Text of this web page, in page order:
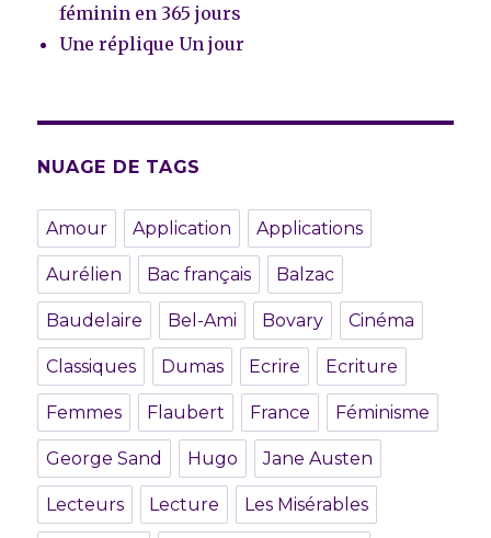
féminin en 365 jours
Une réplique Un jour
NUAGE DE TAGS
Amour Application Applications
Aurélien Bac français Balzac
Baudelaire Bel-Ami Bovary Cinéma
Classiques Dumas Ecrire Ecriture
Femmes Flaubert France Féminisme
George Sand Hugo Jane Austen
Lecteurs Lecture Les Misérables